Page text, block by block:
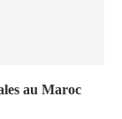
au Maroc